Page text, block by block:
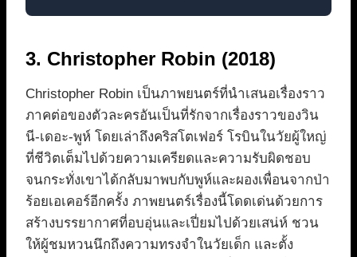
3. Christopher Robin (2018)
Christopher Robin เป็นภาพยนตร์ที่นำเสนอเรื่องราว
ภาคต่อของตัวละครอันเป็นที่รักจากเรื่องราวของวิน
นี-เดอะ-พูห์ โดยเล่าถึงคริสโตเฟอร์ โรบินในวัยผู้ใหญ่
ที่ชีวิตเต็มไปด้วยความเครียดและความรับผิดชอบ
จนกระทั่งเขาได้กลับมาพบกับพูห์และผองเพื่อนจากป่า
ร้อยเอเคอร์อีกครั้ง ภาพยนตร์เรื่องนี้โดดเด่นด้วยการ
สร้างบรรยากาศที่อบอุ่นและเปี่ยมไปด้วยเสน่ห์ ชวน
ให้ผู้ชมหวนนึกถึงความทรงจำในวัยเด็ก และตั้ง